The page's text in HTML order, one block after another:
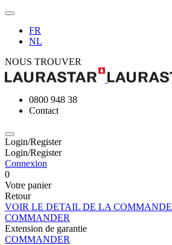
FR
NL
NOUS TROUVER
0800 948 38
Contact
Login/Register
Login/Register
Connexion
0
Votre panier
Retour
VOIR LE DETAIL DE LA COMMANDE
COMMANDER
Extension de garantie
COMMANDER